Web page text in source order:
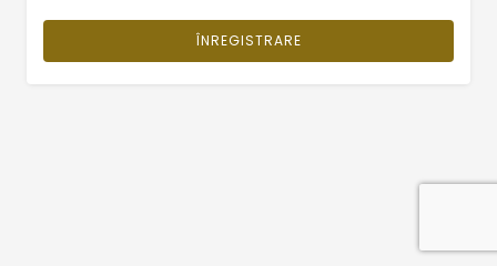
ÎNREGISTRARE